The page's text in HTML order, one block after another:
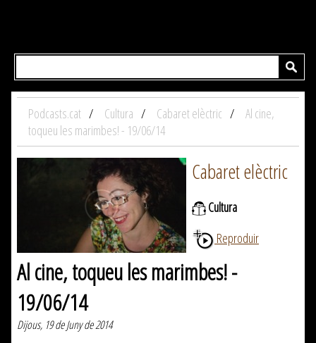
Podcasts.cat Cultura Cabaret elèctric
Al cine,
toqueu les marimbes! - 19/06/14
Cabaret elèctric
Cultura
Reproduir
Al cine, toqueu les marimbes! -
19/06/14
Dijous, 19 de Juny de 2014